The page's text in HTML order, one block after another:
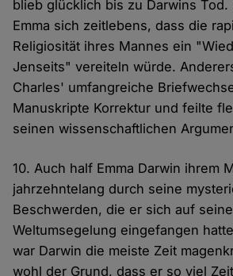
blieb glücklich bis zu Darwins Tod.
Emma sich zeitlebens, dass die
Religiosität ihres Mannes ein
Jenseits" vereiteln würde.
Charles' umfangreiche
Manuskripte Korrektur und feilte
seinen wissenschaftlichen
10. Auch half Emma Darwin ihrem
jahrzehntelang durch seine
Beschwerden, die er sich auf
Weltumsegelung eingefangen
war Darwin die meiste Zeit
wohl der Grund, dass er so viel